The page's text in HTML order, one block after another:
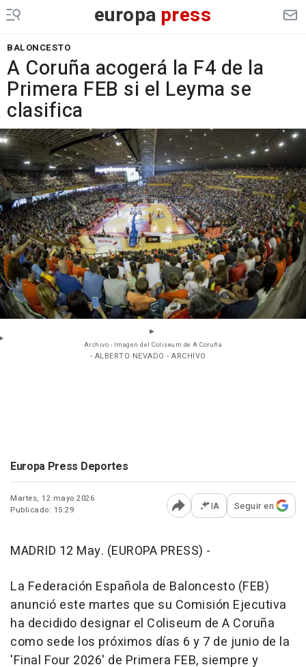
europa press
BALONCESTO
A Coruña acogerá la F4 de la
Primera FEB si el Leyma se
clasifica
Archivo - Imagen del Coliseum de A Coruña
- ALBERTO NEVADO - ARCHIVO
Europa Press Deportes
Martes, 12 mayo 2026
Publicado: 15:29
Abrir opciones para
IA Seguir en
MADRID 12 May. (EUROPA PRESS) -
La Federación Española de Baloncesto (FEB)
anunció este martes que su Comisión Ejecutiva
ha decidido designar el Coliseum de A Coruña
como sede los próximos días 6 y 7 de junio de la
'Final Four 2026' de Primera FEB, siempre y